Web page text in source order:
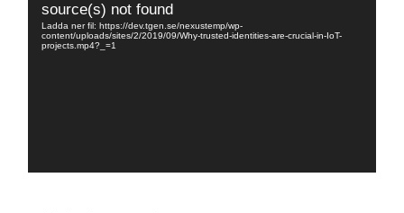
source(s) not found
Ladda ner fil: https://dev.tgen.se/nexustemp/wp-
content/uploads/sites/2/2019/09/Why-trusted-identities-are-crucial-in-IoT-
projects.mp4?_=1